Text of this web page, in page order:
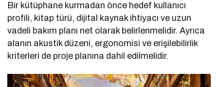
Bir kütüphane kurmadan önce hedef kullanıcı
profili, kitap türü, dijital kaynak ihtiyacı ve uzun
vadeli bakım planı net olarak belirlenmelidir. Ayrıca
alanın akustik düzeni, ergonomisi ve erişilebilirlik
kriterleri de proje planına dahil edilmelidir.